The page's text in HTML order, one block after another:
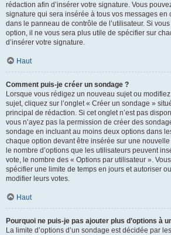
rédaction afin d’insérer votre signature. Vous
signature qui sera insérée à tous vos messages en
dans le panneau de contrôle de l’utilisateur. Si
option, il ne vous sera plus utile de spécifier sur
d’insérer votre signature.
Haut
Comment puis-je créer un sondage ?
Lorsque vous rédigez un nouveau sujet ou
sujet, cliquez sur l’onglet « Créer un sondage »
principal de rédaction. Si cet onglet n’est pas
vous n’ayez pas la permission de créer des
sondage en incluant au moins deux options dans
chaque option devant être insérée sur une
le nombre d’options que les utilisateurs peuvent
vote, le nombre des « Options par utilisateur ».
spécifier une limite de temps en jours et autoriser
modifier leurs votes.
Haut
Pourquoi ne puis-je pas ajouter plus d’options à
La limite d’options d’un sondage est décidée par